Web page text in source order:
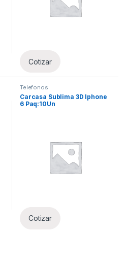
Cotizar
Telefonos
Carcasa Sublima 3D Iphone
6 Paq:10Un
Cotizar